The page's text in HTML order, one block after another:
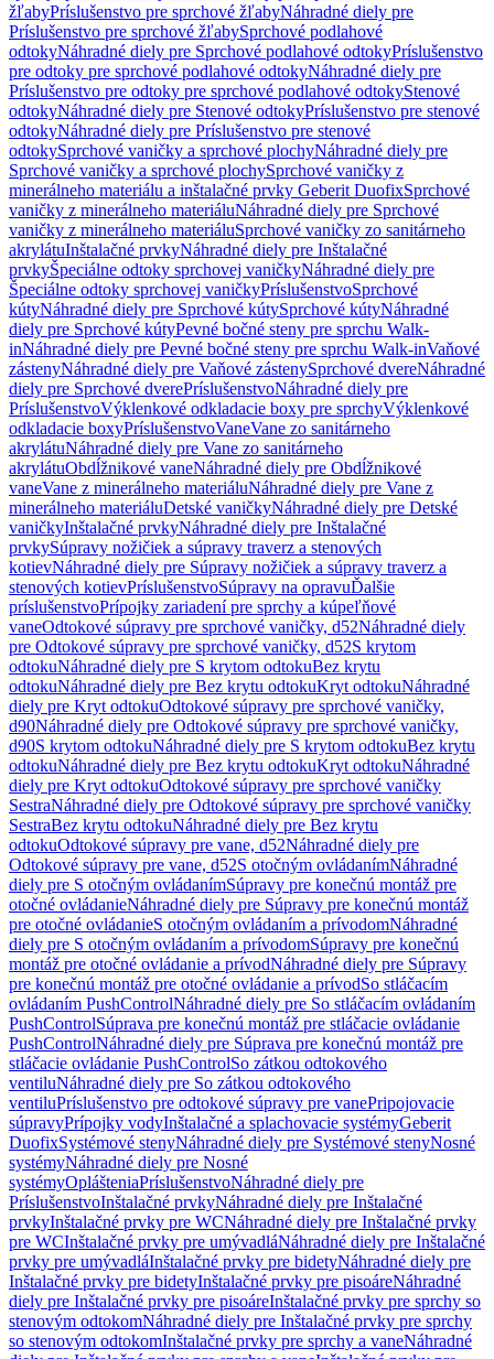
žľabyPríslušenstvo pre sprchové žľabyNáhradné diely pre
Príslušenstvo pre sprchové žľabySprchové podlahové
odtokyNáhradné diely pre Sprchové podlahové odtokyPríslušenstvo
pre odtoky pre sprchové podlahové odtokyNáhradné diely pre
Príslušenstvo pre odtoky pre sprchové podlahové odtokyStenové
odtokyNáhradné diely pre Stenové odtokyPríslušenstvo pre stenové
odtokyNáhradné diely pre Príslušenstvo pre stenové
odtokySprchové vaničky a sprchové plochyNáhradné diely pre
Sprchové vaničky a sprchové plochySprchové vaničky z
minerálneho materiálu a inštalačné prvky Geberit DuofixSprchové
vaničky z minerálneho materiáluNáhradné diely pre Sprchové
vaničky z minerálneho materiáluSprchové vaničky zo sanitárneho
akrylátuInštalačné prvkyNáhradné diely pre Inštalačné
prvkyŠpeciálne odtoky sprchovej vaničkyNáhradné diely pre
Špeciálne odtoky sprchovej vaničkyPríslušenstvoSprchové
kútyNáhradné diely pre Sprchové kútySprchové kútyNáhradné
diely pre Sprchové kútyPevné bočné steny pre sprchu Walk-
inNáhradné diely pre Pevné bočné steny pre sprchu Walk-inVaňové
zástenyNáhradné diely pre Vaňové zástenySprchové dvereNáhradné
diely pre Sprchové dverePríslušenstvoNáhradné diely pre
PríslušenstvoVýklenkové odkladacie boxy pre sprchyVýklenkové
odkladacie boxyPríslušenstvoVaneVane zo sanitárneho
akrylátuNáhradné diely pre Vane zo sanitárneho
akrylátuObdĺžnikové vaneNáhradné diely pre Obdĺžnikové
vaneVane z minerálneho materiáluNáhradné diely pre Vane z
minerálneho materiáluDetské vaničkyNáhradné diely pre Detské
vaničkyInštalačné prvkyNáhradné diely pre Inštalačné
prvkySúpravy nožičiek a súpravy traverz a stenových
kotievNáhradné diely pre Súpravy nožičiek a súpravy traverz a
stenových kotievPríslušenstvoSúpravy na opravuĎalšie
príslušenstvoPrípojky zariadení pre sprchy a kúpeľňové
vaneOdtokové súpravy pre sprchové vaničky, d52Náhradné diely
pre Odtokové súpravy pre sprchové vaničky, d52S krytom
odtokuNáhradné diely pre S krytom odtokuBez krytu
odtokuNáhradné diely pre Bez krytu odtokuKryt odtokuNáhradné
diely pre Kryt odtokuOdtokové súpravy pre sprchové vaničky,
d90Náhradné diely pre Odtokové súpravy pre sprchové vaničky,
d90S krytom odtokuNáhradné diely pre S krytom odtokuBez krytu
odtokuNáhradné diely pre Bez krytu odtokuKryt odtokuNáhradné
diely pre Kryt odtokuOdtokové súpravy pre sprchové vaničky
SestraNáhradné diely pre Odtokové súpravy pre sprchové vaničky
SestraBez krytu odtokuNáhradné diely pre Bez krytu
odtokuOdtokové súpravy pre vane, d52Náhradné diely pre
Odtokové súpravy pre vane, d52S otočným ovládanímNáhradné
diely pre S otočným ovládanímSúpravy pre konečnú montáž pre
otočné ovládanieNáhradné diely pre Súpravy pre konečnú montáž
pre otočné ovládanieS otočným ovládaním a prívodomNáhradné
diely pre S otočným ovládaním a prívodomSúpravy pre konečnú
montáž pre otočné ovládanie a prívodNáhradné diely pre Súpravy
pre konečnú montáž pre otočné ovládanie a prívodSo stláčacím
ovládaním PushControlNáhradné diely pre So stláčacím ovládaním
PushControlSúprava pre konečnú montáž pre stláčacie ovládanie
PushControlNáhradné diely pre Súprava pre konečnú montáž pre
stláčacie ovládanie PushControlSo zátkou odtokového
ventiluNáhradné diely pre So zátkou odtokového
ventiluPríslušenstvo pre odtokové súpravy pre vanePripojovacie
súpravyPrípojky vodyInštalačné a splachovacie systémyGeberit
DuofixSystémové stenyNáhradné diely pre Systémové stenyNosné
systémyNáhradné diely pre Nosné
systémyOplášteniaPríslušenstvoNáhradné diely pre
PríslušenstvoInštalačné prvkyNáhradné diely pre Inštalačné
prvkyInštalačné prvky pre WCNáhradné diely pre Inštalačné prvky
pre WCInštalačné prvky pre umývadláNáhradné diely pre Inštalačné
prvky pre umývadláInštalačné prvky pre bidetyNáhradné diely pre
Inštalačné prvky pre bidetyInštalačné prvky pre pisoáreNáhradné
diely pre Inštalačné prvky pre pisoáreInštalačné prvky pre sprchy so
stenovým odtokomNáhradné diely pre Inštalačné prvky pre sprchy
so stenovým odtokomInštalačné prvky pre sprchy a vaneNáhradné